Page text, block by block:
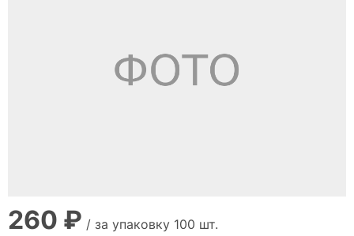
260 ₽ / за упаковку 100 шт.